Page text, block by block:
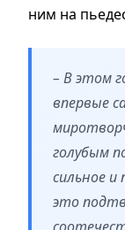
ним на
– В этом
впервые
голубым
сильное и
это